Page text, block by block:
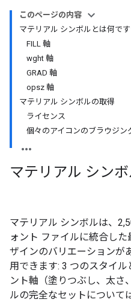
このページの内容
マテリアル シンボルとは何です
FILL 軸
wght 軸
GRAD 軸
opsz 軸
マテリアル シンボルの取得
ライセンス
個々のアイコンのブラウジン
マテリアル シン
マテリアル シンボルは、
ォント ファイルに統合し
ザインのバリエーションが
用できます: 3 つのスタイ
ント軸（塗りつぶし、太さ
ルの完全なセットについて